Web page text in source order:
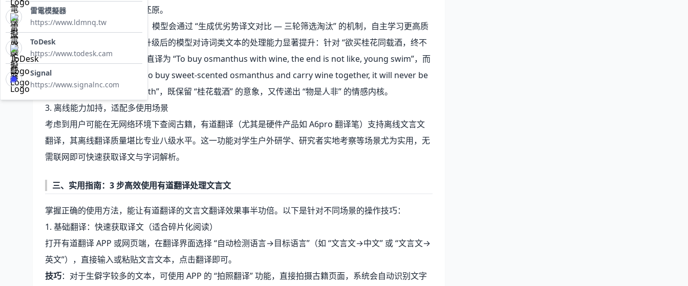
字词释义、语法分析与语境还原。
在 Online DPO 技术加持下，模型会通过 “生成优劣势译文对比 — 三轮筛选淘汰” 的机制，自主学习更高质
量的翻译逻辑。测试显示，升级后的模型对诗词类文本的处理能力显著提升：针对 “欲买桂花同载酒，终不
似，少年游”，旧版翻译仅能直译为 “To buy osmanthus with wine, the end is not like, young swim”，而
新版则优化为 “If you want to buy sweet-scented osmanthus and carry wine together, it will never be
the same as the trip in youth”，既保留 “桂花载酒” 的意象，又传递出 “物是人非” 的情感内核。
3. 离线能力加持，适配多使用场景
考虑到用户可能在无网络环境下查阅古籍，有道翻译（尤其是硬件产品如 A6pro 翻译笔）支持离线文言文
翻译，其离线翻译质量堪比专业八级水平。这一功能对学生户外研学、研究者实地考察等场景尤为实用，无
需联网即可快速获取译文与字词解析。
三、实用指南：3 步高效使用有道翻译处理文言文
掌握正确的使用方法，能让有道翻译的文言文翻译效果事半功倍。以下是针对不同场景的操作技巧：
1. 基础翻译：快速获取译文（适合碎片化阅读）
打开有道翻译 APP 或网页端，在翻译界面选择 “自动检测语言→目标语言”（如 “文言文→中文” 或 “文言文→
英文”），直接输入或粘贴文言文本，点击翻译即可。
技巧：对于生僻字较多的文本，可使用 APP 的 “拍照翻译” 功能，直接拍摄古籍页面，系统会自动识别文字
雷電模擬器
https://www.ldmnq.tw
ToDesk
https://www.todesk.cam
Signal
https://www.signalnc.com